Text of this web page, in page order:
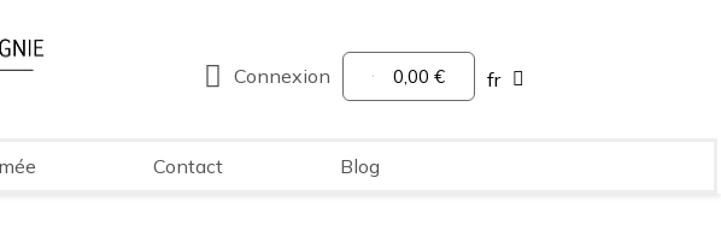
Connexion 0,00 € fr
Contact Blog